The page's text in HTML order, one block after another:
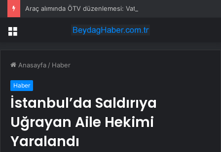
Menü
Anasayfa / Haber
Haber
İstanbul’da Saldırıya
Uğrayan Aile Hekimi
Yaralandı